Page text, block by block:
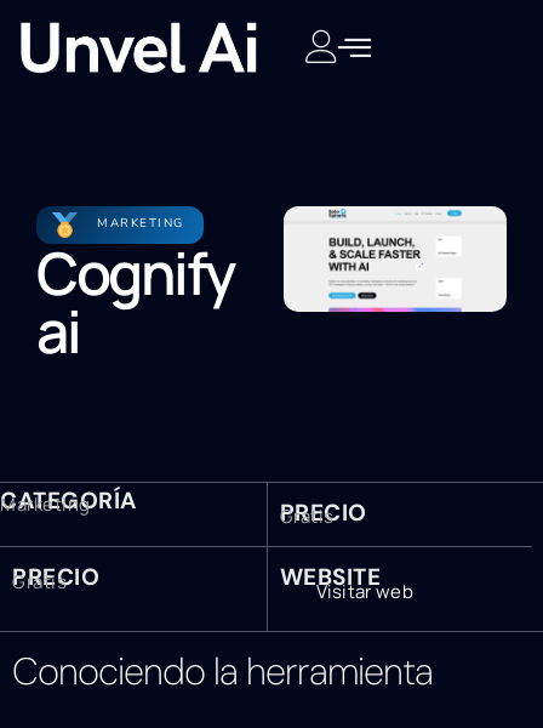
MARKETING
Cognify
ai
CATEGORÍA
Marketing PRECIO
Gratis
PRECIO
Gratis WEBSITE
Visitar web
Conociendo la herramienta